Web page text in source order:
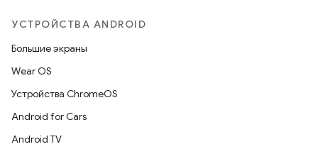
УСТРОЙСТВА ANDROID
Большие экраны
Wear OS
Устройства ChromeOS
Android for Cars
Android TV